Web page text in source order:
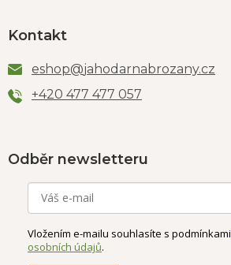
Kontakt
eshop@jahodarnabrozany.cz
+420 477 477 057
Odběr newsletteru
Vložením e-mailu souhlasíte s podmínkami
osobních údajů.